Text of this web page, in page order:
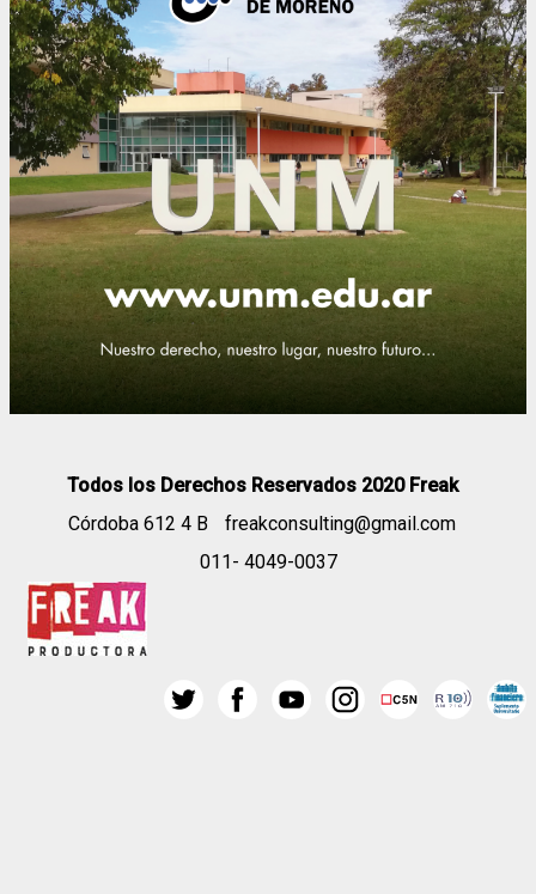
Todos los Derechos Reservados 2020 Freak
Córdoba 612 4 B
freakconsulting@gmail.com
011- 4049-0037